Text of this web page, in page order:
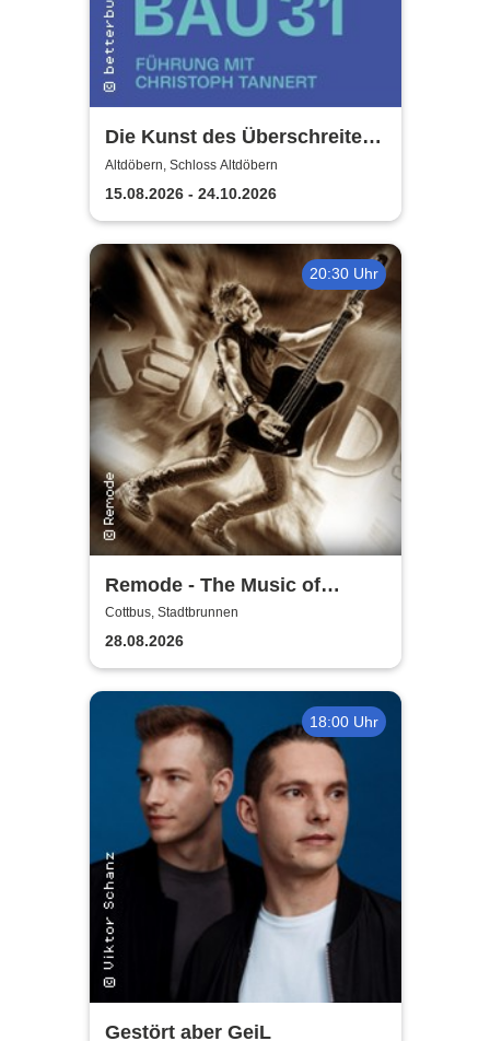
Die Kunst des Überschreitens
| Schloss Altdöbern
Altdöbern, Schloss Altdöbern
15.08.2026 - 24.10.2026
20:30 Uhr
Remode - The Music of
Depeche Mode
Cottbus, Stadtbrunnen
28.08.2026
18:00 Uhr
Gestört aber GeiL